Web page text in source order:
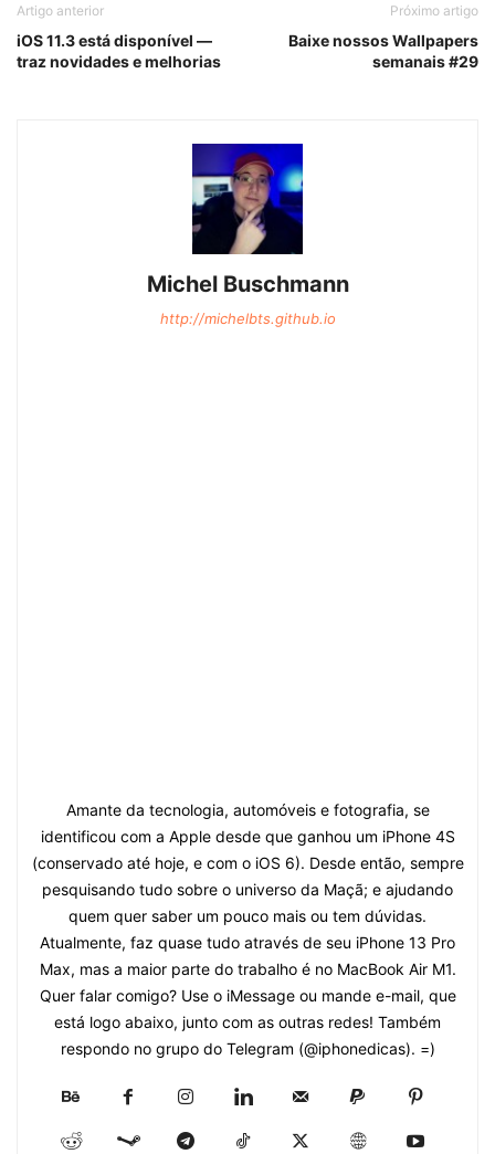
Artigo anterior
iOS 11.3 está disponível —
traz novidades e melhorias
Próximo artigo
Baixe nossos Wallpapers
semanais #29
Michel Buschmann
http://michelbts.github.io
Amante da tecnologia, automóveis e fotografia, se
identificou com a Apple desde que ganhou um iPhone 4S
(conservado até hoje, e com o iOS 6). Desde então, sempre
pesquisando tudo sobre o universo da Maçã; e ajudando
quem quer saber um pouco mais ou tem dúvidas.
Atualmente, faz quase tudo através de seu iPhone 13 Pro
Max, mas a maior parte do trabalho é no MacBook Air M1.
Quer falar comigo? Use o iMessage ou mande e-mail, que
está logo abaixo, junto com as outras redes! Também
respondo no grupo do Telegram (@iphonedicas). =)